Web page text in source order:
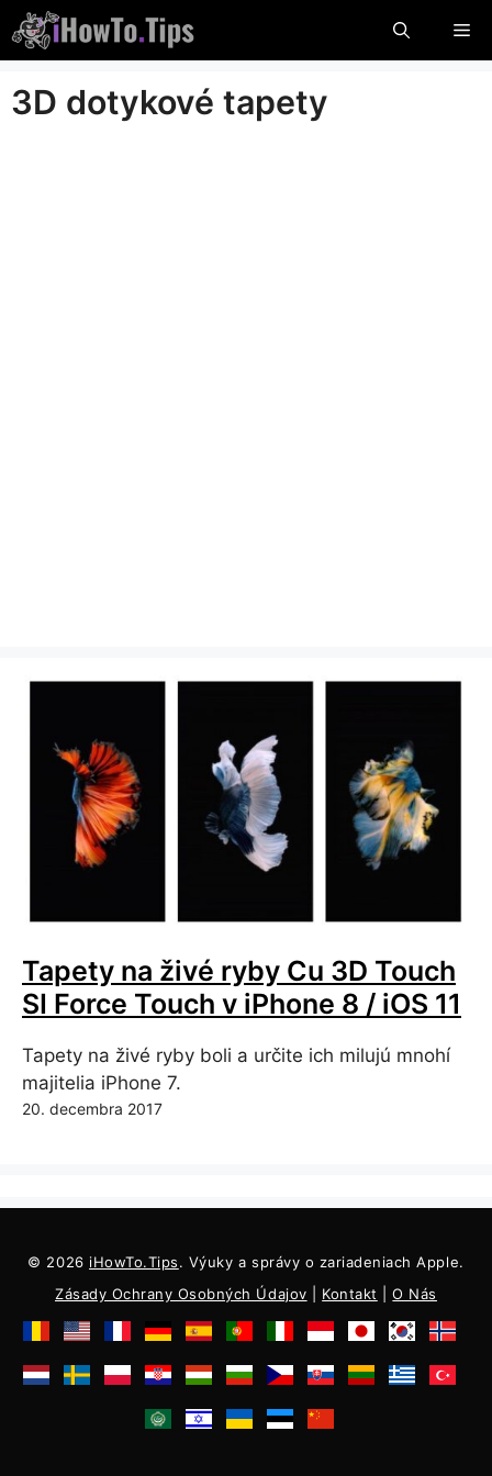
Preskočte
na
obsah
3D dotykové tapety
Tapety na živé ryby Cu 3D Touch
SI Force Touch v iPhone 8 / iOS 11
Tapety na živé ryby boli a určite ich milujú mnohí
majitelia iPhone 7.
20. decembra 2017
© 2026 iHowTo.Tips. Výuky a správy o zariadeniach Apple.
Zásady Ochrany Osobných Údajov
Kontakt |O Nás